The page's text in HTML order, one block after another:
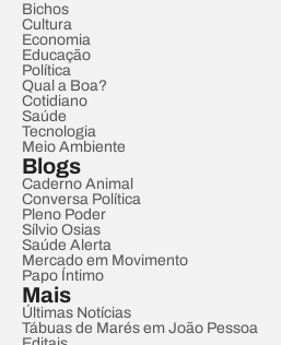
Bichos
Cultura
Economia
Educação
Política
Qual a Boa?
Cotidiano
Saúde
Tecnologia
Meio Ambiente
Blogs
Caderno Animal
Conversa Política
Pleno Poder
Sílvio Osias
Saúde Alerta
Mercado em Movimento
Papo Íntimo
Mais
Últimas Notícias
Tábuas de Marés em João Pessoa